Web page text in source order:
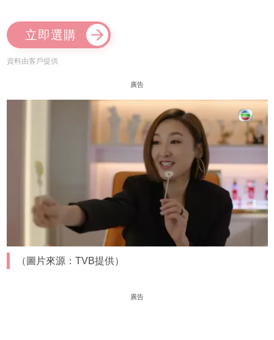
立即選購
資料由客戶提供
廣告
（圖片來源：TVB提供）
廣告